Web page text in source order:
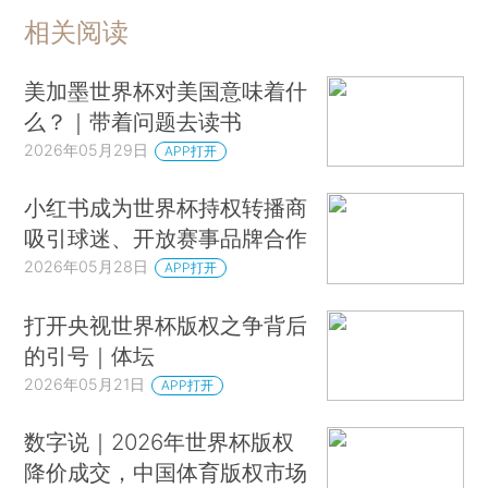
相关阅读
美加墨世界杯对美国意味着什
么？｜带着问题去读书
2026年05月29日 APP打开
小红书成为世界杯持权转播商
吸引球迷、开放赛事品牌合作
2026年05月28日 APP打开
打开央视世界杯版权之争背后
的引号｜体坛
2026年05月21日 APP打开
数字说｜2026年世界杯版权
降价成交，中国体育版权市场